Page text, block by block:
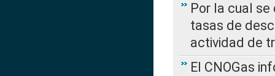
Por la cual
tasas de
actividad de
El CNOGas